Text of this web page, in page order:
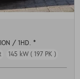
/ 1HD. *
145 kW ( 197 PK )